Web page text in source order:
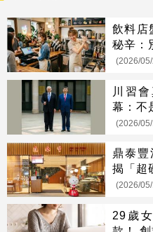
飲料店
秘辛：
(2026/
川習
幕：不
(2026/
鼎泰豐
揭「超
(2026/
29歲